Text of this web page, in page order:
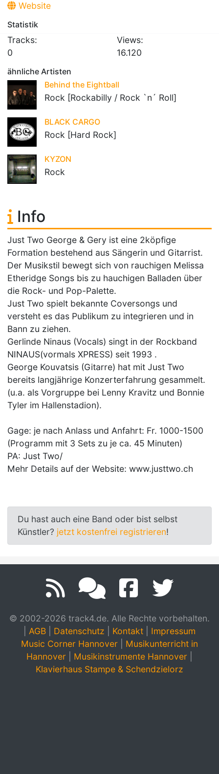
Website
Statistik
Tracks:
0
Views:
16.120
ähnliche Artisten
Behind the Eightball
Rock [Rockabilly / Rock `n´ Roll]
BLACK CARGO
Rock [Hard Rock]
KYZON
Rock
Info
Just Two George & Gery ist eine 2köpfige
Formation bestehend aus Sängerin und Gitarrist.
Der Musikstil bewegt sich von rauchigen Melissa
Etheridge Songs bis zu hauchigen Balladen über
die Rock- und Pop-Palette.
Just Two spielt bekannte Coversongs und
versteht es das Publikum zu integrieren und in
Bann zu ziehen.
Gerlinde Ninaus (Vocals) singt in der Rockband
NINAUS(vormals XPRESS) seit 1993 .
George Kouvatsis (Gitarre) hat mit Just Two
bereits langjährige Konzerterfahrung gesammelt.
(u.a. als Vorgruppe bei Lenny Kravitz und Bonnie
Tyler im Hallenstadion).
Gage: je nach Anlass und Anfahrt: Fr. 1000-1500
(Programm mit 3 Sets zu je ca. 45 Minuten)
PA: Just Two/
Mehr Details auf der Website: www.justtwo.ch
Du hast auch eine Band oder bist selbst
Künstler? jetzt kostenfrei registrieren!
© 2002-2026 track4.de. Alle Rechte vorbehalten.
AGB Datenschutz Kontakt
Impressum
Music Corner Hannover
Musikunterricht in
Hannover
Musikinstrumente Hannover
Klavierhaus Stampe & Schendzielorz